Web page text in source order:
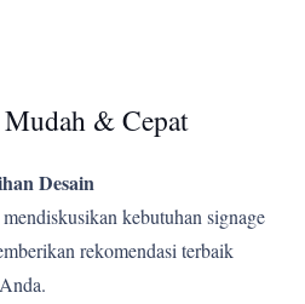
Mudah & Cepat
Desain
kebutuhan signage
rekomendasi terbaik